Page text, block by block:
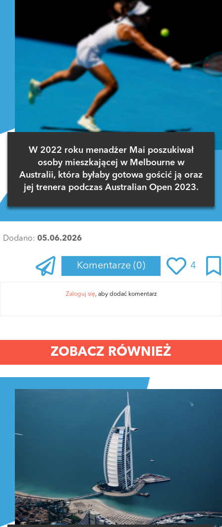
W 2022 roku menadżer Mai poszukiwał
osoby mieszkającej w Melbourne w
Australii, która byłaby gotowa gościć ją oraz
jej trenera podczas Australian Open 2023.
Dodano: 05.06.2026
Komentarze (0) 4
Zaloguj się, aby dodać komentarz
ZOBACZ RÓWNIEŻ